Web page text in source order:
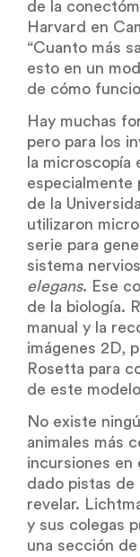
de la
Harvard en
“Cuanto más
esto en un
de cómo
Hay muchas
pero para los
la
especialmente
de la
utilizaron
serie para
sistema
elegans. Ese
de la biología.
manual y la
imágenes 2D,
Rosetta para
de este
No existe
animales más
incursiones en
dado pistas de
revelar.
y sus colegas
una sección